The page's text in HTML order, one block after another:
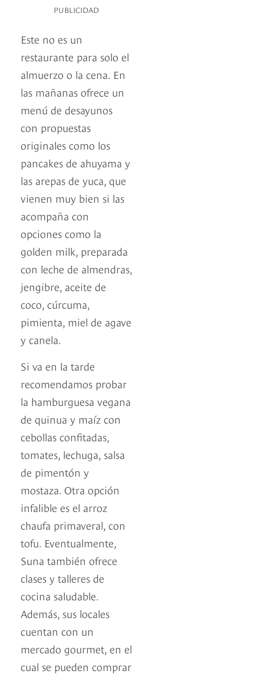
PUBLICIDAD
Este no es un
restaurante para solo el
almuerzo o la cena. En
las mañanas ofrece un
menú de desayunos
con propuestas
originales como los
pancakes de ahuyama y
las arepas de yuca, que
vienen muy bien si las
acompaña con
opciones como la
golden milk, preparada
con leche de almendras,
jengibre, aceite de
coco, cúrcuma,
pimienta, miel de agave
y canela.
Si va en la tarde
recomendamos probar
la hamburguesa vegana
de quinua y maíz con
cebollas confitadas,
tomates, lechuga, salsa
de pimentón y
mostaza. Otra opción
infalible es el arroz
chaufa primaveral, con
tofu. Eventualmente,
Suna también ofrece
clases y talleres de
cocina saludable.
Además, sus locales
cuentan con un
mercado gourmet, en el
cual se pueden comprar